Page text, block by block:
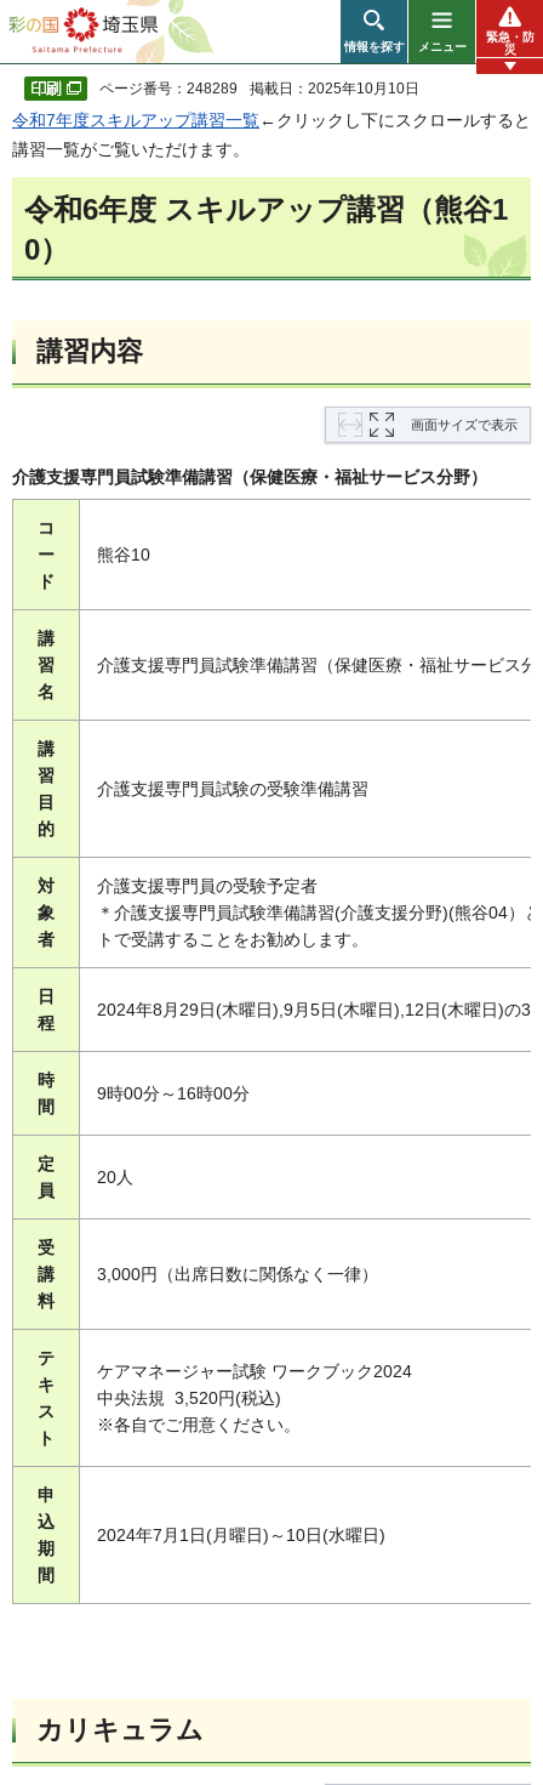
彩の国 埼玉県
情報を探す メニュー
緊急・防
災
ページ番号：248289 掲載日：2025年10月10日
令和7年度スキルアップ講習一覧←クリックし下にスクロールすると
講習一覧がご覧いただけます。
令和6年度 スキルアップ講習（熊谷1
0）
講習内容
画面サイズで表示
介護支援専門員試験準備講習（保健医療・福祉サービス分野）
コ
ー
ド
熊谷10
講
習
名
介護支援専門員試験準備講習（保健医療・福祉サービス分
講
習
目
的
介護支援専門員試験の受験準備講習
対
象
者
介護支援専門員の受験予定者
＊介護支援専門員試験準備講習(介護支援分野)(熊谷04）
トで受講することをお勧めします。
日
程
2024年8月29日(木曜日),9月5日(木曜日),12日(木曜日)の3
時
間
9時00分～16時00分
定
員
20人
受
講
料
3,000円（出席日数に関係なく一律）
テ
キ
ス
ト
ケアマネージャー試験 ワークブック2024
中央法規 3,520円(税込)
※各自でご用意ください。
申
込
期
間
2024年7月1日(月曜日)～10日(水曜日)
カリキュラム